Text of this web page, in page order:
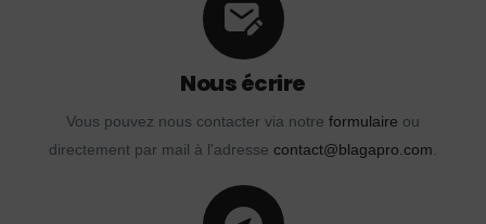
Nous écrire
Vous pouvez nous contacter via notre formulaire ou
directement par mail à l'adresse contact@blagapro.com.